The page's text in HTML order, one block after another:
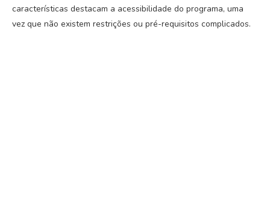
características destacam a acessibilidade do programa, uma
vez que não existem restrições ou pré-requisitos complicados.